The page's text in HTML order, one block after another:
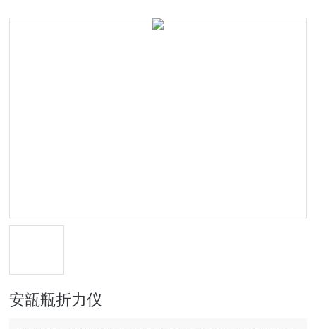
安瓿瓶折力仪